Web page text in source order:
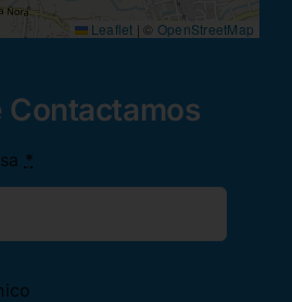
Leaflet | © OpenStreetMap
Contactamos
*